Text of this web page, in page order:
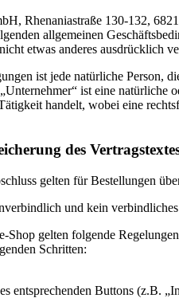
Rhenaniastraße 130-132,
allgemeinen
etwas anderes ausdrücklich
ist jede natürliche
ist eine natürliche
handelt, wobei eine
des
gelten für Bestellungen
und kein
gelten folgende
Schritten:
entsprechenden Buttons (z.B.